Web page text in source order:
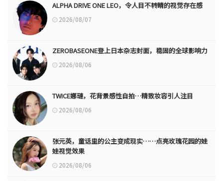
ALPHA DRIVE ONE LEO，令人目不转睛的视觉存在感
2026/08/07
ZEROBASEONE登上日本杂志封面，稳固的全球影响力
2026/08/06
TWICE娜璉，花背景感性自拍…精致妆容引人注目
2026/08/06
张元英，童话里的公主变成现实……点亮玫瑰花园的娃
娃视觉效果
2026/08/06